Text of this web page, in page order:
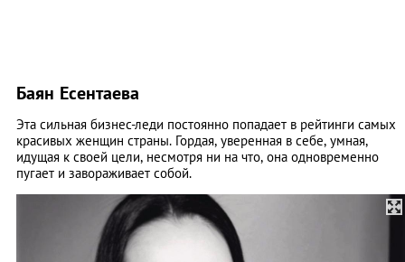
Баян Есентаева
Эта сильная бизнес-леди постоянно попадает в рейтинги самых
красивых женщин страны. Гордая, уверенная в себе, умная,
идущая к своей цели, несмотря ни на что, она одновременно
пугает и завораживает собой.